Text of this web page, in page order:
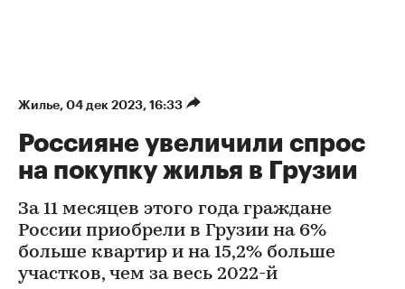
Жилье⁠, 04 дек 2023, 16:33
Россияне увеличили спрос
на покупку жилья в Грузии
За 11 месяцев этого года граждане
России приобрели в Грузии на 6%
больше квартир и на 15,2% больше
участков, чем за весь 2022-й